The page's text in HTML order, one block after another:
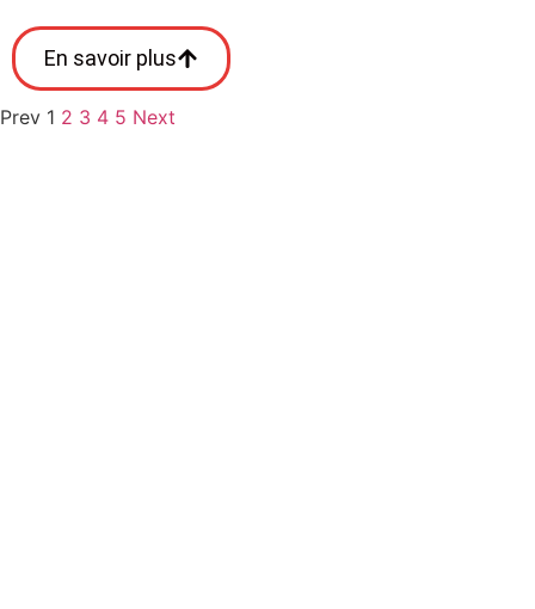
En savoir plus
Prev 1 2 3 4 5 Next